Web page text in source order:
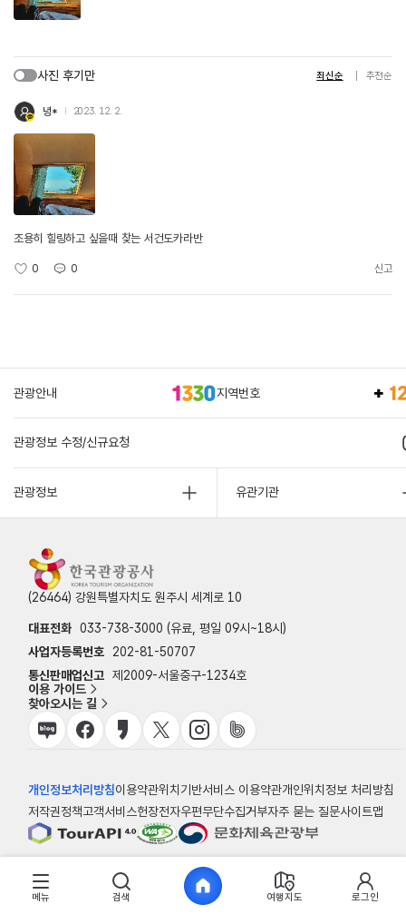
사진 후기만 최신순 추천순
녕* 2023. 12. 2.
조용히 힐링하고 싶을때 찾는 서건도카라반
0 0 신고
관광안내 지역번호
관광정보 수정/신규요청
관광정보 유관기관
(26464) 강원특별자치도 원주시 세계로 10
대표전화 033-738-3000 (유료, 평일 09시~18시)
사업자등록번호
202-81-50707
통신판매업신고 제2009-서울중구-1234호
이용 가이드
찾아오시는 길
개인정보처리방침이용약관위치기반서비스 이용약관개인위치정보 처리방침
저작권정책고객서비스헌장전자우편무단수집거부자주 묻는 질문사이트맵
© 한국관광공사
메뉴 검색 여행지도 로그인